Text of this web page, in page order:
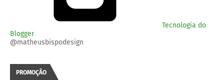
Tecnologia do
Blogger
@matheusbispodesign
PROMOÇÃO